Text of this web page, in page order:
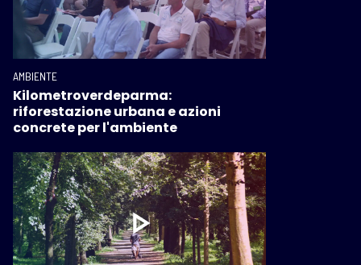
AMBIENTE
Kilometroverdeparma:
riforestazione urbana e azioni
concrete per l'ambiente